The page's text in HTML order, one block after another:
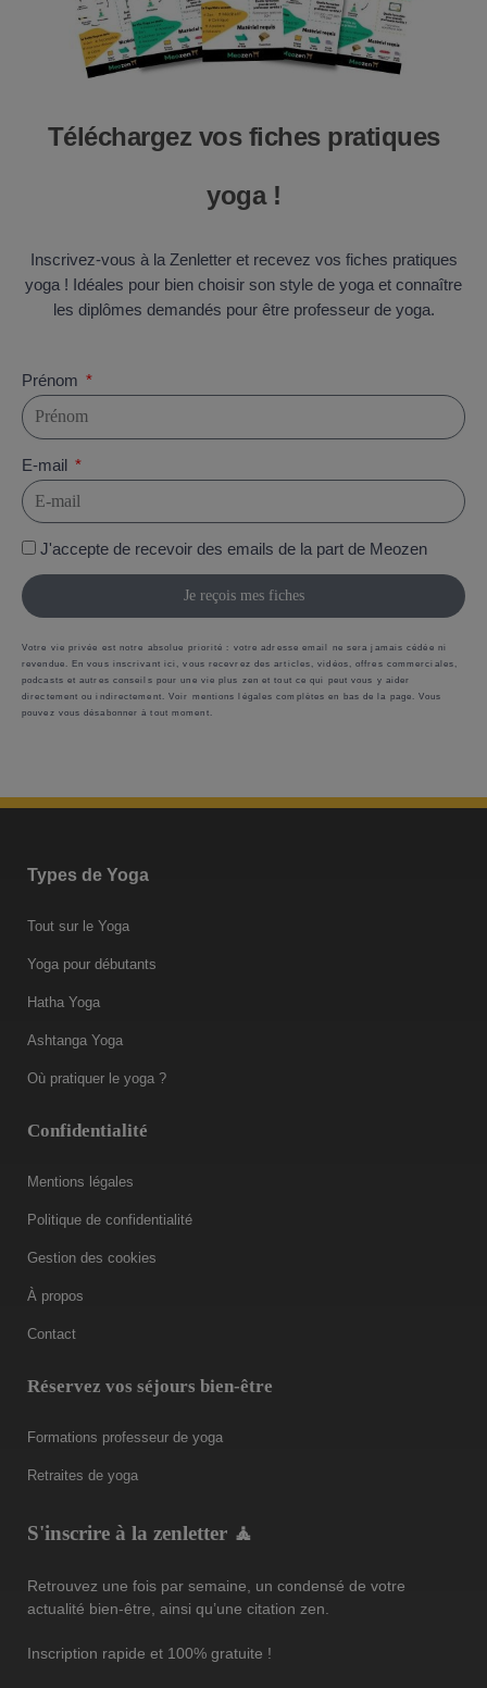
Téléchargez vos fiches pratiques
yoga !
Inscrivez-vous à la Zenletter et recevez vos fiches pratiques
yoga ! Idéales pour bien choisir son style de yoga et connaître
les diplômes demandés pour être professeur de yoga.
Prénom
E-mail
J'accepte de recevoir des emails de la part de Meozen
Je reçois mes fiches
Votre vie privée est notre absolue priorité : votre adresse email ne sera jamais cédée ni
revendue. En vous inscrivant ici, vous recevrez des articles, vidéos, offres commerciales,
podcasts et autres conseils pour une vie plus zen et tout ce qui peut vous y aider
directement ou indirectement. Voir mentions légales complètes en bas de la page. Vous
pouvez vous désabonner à tout moment.
Types de Yoga
Tout sur le Yoga
Yoga pour débutants
Hatha Yoga
Ashtanga Yoga
Où pratiquer le yoga ?
Confidentialité
Mentions légales
Politique de confidentialité
Gestion des cookies
À propos
Contact
Réservez vos séjours bien-être
Formations professeur de yoga
Retraites de yoga
S'inscrire à la zenletter 🧘
Retrouvez une fois par semaine, un condensé de votre
actualité bien-être, ainsi qu’une citation zen.
Inscription rapide et 100% gratuite !